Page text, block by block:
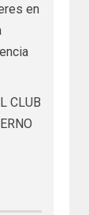
en
CLUB